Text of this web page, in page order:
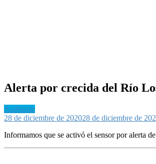
Alerta por crecida del Río
Ambiente
28 de diciembre de 202028 de diciembre de
Informamos que se activó el sensor por alerta